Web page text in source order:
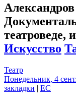
театроведе,
Искусство
Театр
Понедельник, 4
закладки | EC